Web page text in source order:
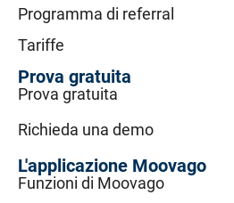
Programma di referral
Tariffe
Prova gratuita
Prova gratuita
Richieda una demo
L'applicazione Moovago
Funzioni di Moovago